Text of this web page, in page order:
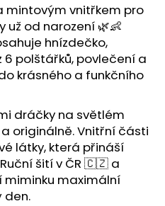
mintovým vnitřkem pro
už od narození 🌿👶
hnízdečko,
6 polštářků, povlečení a
krásného a funkčního
dráčky na světlém
originálně. Vnitřní části
látky, která přináší
šití v ČR 🇨🇿 a
maximální
den.